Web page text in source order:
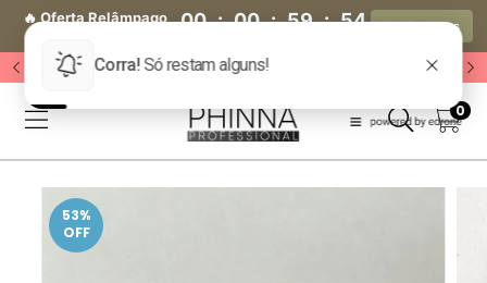
🔥 Oferta Relâmpago
00 : 00 : 59 : 52 Ver Produtos
🔥 Acesse o Grupo VIP 🔥
0
53%
OFF